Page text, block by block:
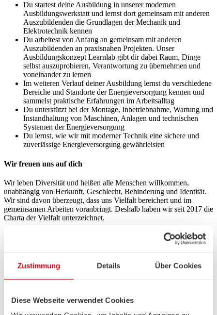
Zustimmung Details Über Cookies
Diese Webseite verwendet Cookies
Du startest deine Ausbildung in unserer modernen
Ausbildungswerkstatt und lernst dort gemeinsam mit anderen
Auszubildenden die Grundlagen der Mechanik und
Elektrotechnik kennen
Du arbeitest von Anfang an gemeinsam mit anderen
Auszubildenden an praxisnahen Projekten. Unser
Ausbildungskonzept Learnlab gibt dir dabei Raum, Dinge
selbst auszuprobieren, Verantwortung zu übernehmen und
voneinander zu lernen
Im weiteren Verlauf deiner Ausbildung lernst du verschiedene
Bereiche und Standorte der Energieversorgung kennen und
sammelst praktische Erfahrungen im Arbeitsalltag
Du unterstützt bei der Montage, Inbetriebnahme, Wartung und
Instandhaltung von Maschinen, Anlagen und technischen
Systemen der Energieversorgung
Du lernst, wie wir mit moderner Technik eine sichere und
zuverlässige Energieversorgung gewährleisten
Wir freuen uns auf dich
Wir leben Diversität und heißen alle Menschen willkommen,
unabhängig von Herkunft, Geschlecht, Behinderung und Identität.
Wir sind davon überzeugt, dass uns Vielfalt bereichert und im
gemeinsamen Arbeiten voranbringt. Deshalb haben wir seit 2017 die
Charta der Vielfalt unterzeichnet.
Wir gestalten den Bewerbungsprozess barrierefrei - melde dich
Du willst Teil unseres Teams werden? Dann bewirb dich online.
Du möchtest mehr über die vielfältigen Karrieremöglichkeiten
Schnuppertag im Kraftwerk Hastedt am 10.08. und wirf einen
Blick hinter die Kulissen. Sichere dir jetzt einen der letzten